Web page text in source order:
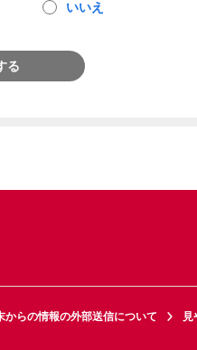
いいえ
る
からの情報の外部送信について
見